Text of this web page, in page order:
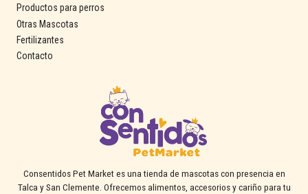
Productos para perros
Otras Mascotas
Fertilizantes
Contacto
Consentidos Pet Market es una tienda de mascotas con presencia en
Talca y San Clemente. Ofrecemos alimentos, accesorios y cariño para tu